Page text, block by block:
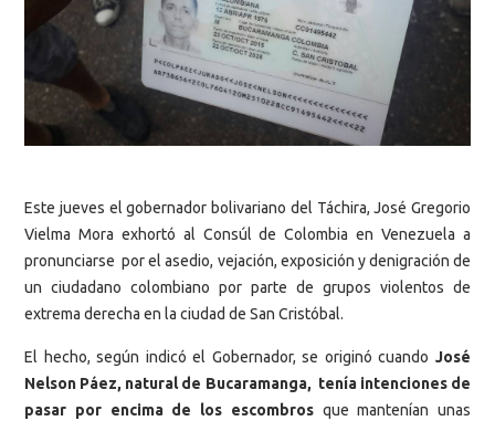
Este jueves el gobernador bolivariano del Táchira, José Gregorio
Vielma Mora exhortó al Consúl de Colombia en Venezuela a
pronunciarse por el asedio, vejación, exposición y denigración de
un ciudadano colombiano por parte de grupos violentos de
extrema derecha en la ciudad de San Cristóbal.
El hecho, según indicó el Gobernador, se originó cuando José
Nelson Páez, natural de Bucaramanga, tenía intenciones de
pasar por encima de los escombrosque mantenían unas